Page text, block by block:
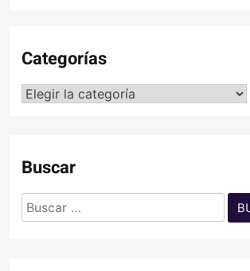
Categorías
Categorías
Buscar
Buscar: